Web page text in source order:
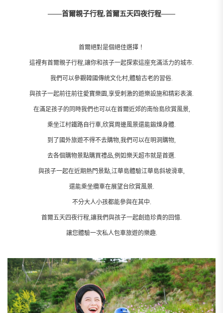
——首爾親子行程,首爾五天四夜行程——
首爾絕對是個絕佳選擇！
這裡有首爾親子行程,讓你和孩子一起探索這座充滿活力的城市.
我們可以參觀韓國傳統文化村,體驗古老的習俗.
與孩子一起前往前往愛寶樂園,享受刺激的遊樂設施和精彩表演.
在滿足孩子的同時我們也可以在首爾近郊的南怡島欣賞風景,
乘坐江村鐵路自行車,欣賞周邊風景還能鍛煉身體.
到了國外旅遊不得不去購物,我們可以在明洞購物,
去各個購物景點購買禮品,例如樂天超市就是首選.
與孩子一起在近期熱門景點,江華島體驗江華島斜坡滑車,
還能乘坐纜車在展望台欣賞風景.
不分大人小孩都能參與在其中.
首爾五天四夜行程,讓我們與孩子一起創造珍貴的回憶.
讓您體驗一次私人包車旅遊的樂趣.